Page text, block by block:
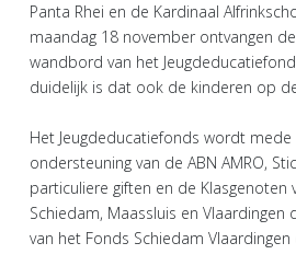
Panta Rhei en de Kardinaal
maandag 18 november ontvangen
wandbord van het
duidelijk is dat ook de kinderen op
Het Jeugdeducatiefonds wordt
ondersteuning van de ABN AMRO,
particuliere giften en de Klasgenoten
Schiedam, Maassluis en Vlaardingen
van het Fonds Schiedam Vlaardingen